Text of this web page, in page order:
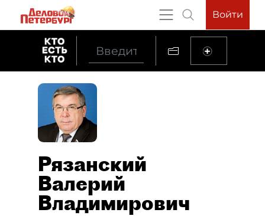
Войти
Рязанский
Валерий
Владимирович